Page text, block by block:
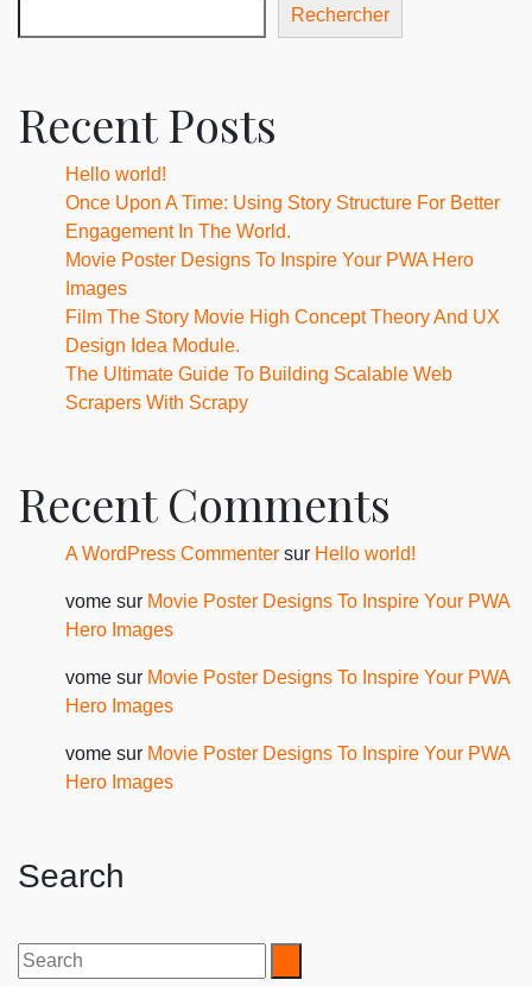
Rechercher
Recent Posts
Hello world!
Once Upon A Time: Using Story Structure For Better
Engagement In The World.
Movie Poster Designs To Inspire Your PWA Hero
Images
Film The Story Movie High Concept Theory And UX
Design Idea Module.
The Ultimate Guide To Building Scalable Web
Scrapers With Scrapy
Recent Comments
A WordPress Commenter sur Hello world!
vome sur Movie Poster Designs To Inspire Your PWA
Hero Images
vome sur Movie Poster Designs To Inspire Your PWA
Hero Images
vome sur Movie Poster Designs To Inspire Your PWA
Hero Images
Search